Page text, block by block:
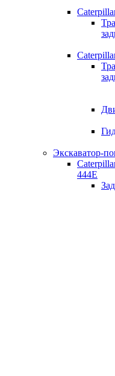
Экскаватор-
444E